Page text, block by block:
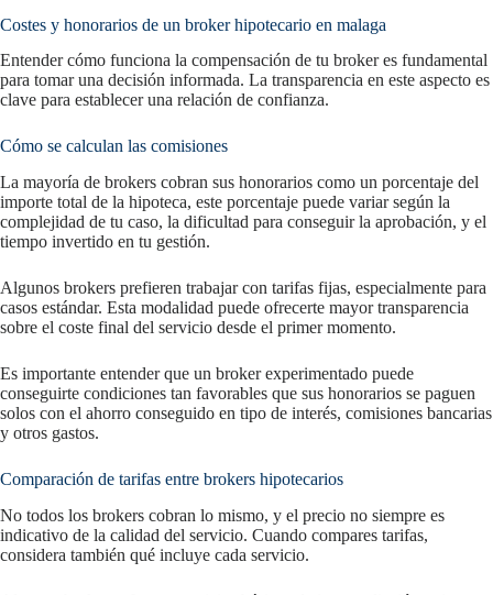
Costes y honorarios de un broker hipotecario en malaga
Entender cómo funciona la compensación de tu broker es fundamental
para tomar una decisión informada. La transparencia en este aspecto es
clave para establecer una relación de confianza.
Cómo se calculan las comisiones
La mayoría de brokers cobran sus honorarios como un porcentaje del
importe total de la hipoteca, este porcentaje puede variar según la
complejidad de tu caso, la dificultad para conseguir la aprobación, y el
tiempo invertido en tu gestión.
Algunos brokers prefieren trabajar con tarifas fijas, especialmente para
casos estándar. Esta modalidad puede ofrecerte mayor transparencia
sobre el coste final del servicio desde el primer momento.
Es importante entender que un broker experimentado puede
conseguirte condiciones tan favorables que sus honorarios se paguen
solos con el ahorro conseguido en tipo de interés, comisiones bancarias
y otros gastos.
Comparación de tarifas entre brokers hipotecarios
No todos los brokers cobran lo mismo, y el precio no siempre es
indicativo de la calidad del servicio. Cuando compares tarifas,
considera también qué incluye cada servicio.